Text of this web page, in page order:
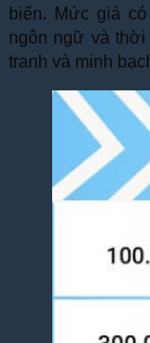
biến. Mức giá
ngôn ngữ và thời
tranh và minh